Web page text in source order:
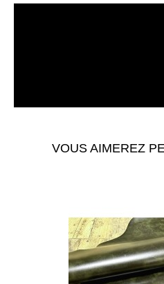
VOUS AIMEREZ